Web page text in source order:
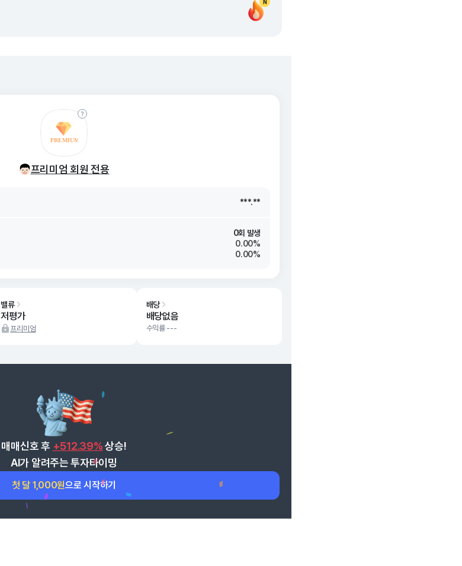
N
프리미엄 회원 전용
***.**
0회 발생
0.00%
0.00%
밸류
저평가
프리미엄
배당
배당없음
수익률 ---
매매신호 후 +512.39% 상승!
AI가 알려주는 투자타이밍
첫 달 1,000원으로 시작하기